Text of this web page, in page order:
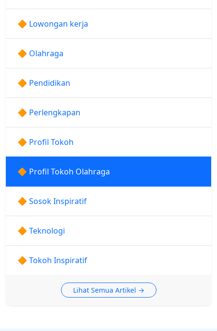
🔶 Lowongan kerja
🔶 Olahraga
🔶 Pendidikan
🔶 Perlengkapan
🔶 Profil Tokoh
🔶 Profil Tokoh Olahraga
🔶 Sosok Inspiratif
🔶 Teknologi
🔶 Tokoh Inspiratif
Lihat Semua Artikel →